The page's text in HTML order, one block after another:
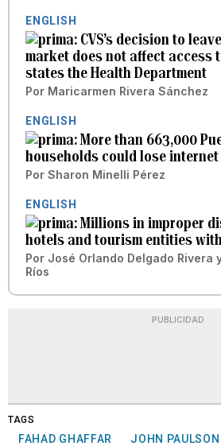
ENGLISH
CVS’s decision to
market does not affect access
states the Health Department
Por Maricarmen Rivera Sánchez
ENGLISH
More than 663,000
households could lose
Por Sharon Minelli Pérez
ENGLISH
Millions in improper
hotels and tourism entities
Por José Orlando Delgado Rivera
Ríos
PUBLICIDAD
TAGS
FAHAD GHAFFAR JOHN PAULSON